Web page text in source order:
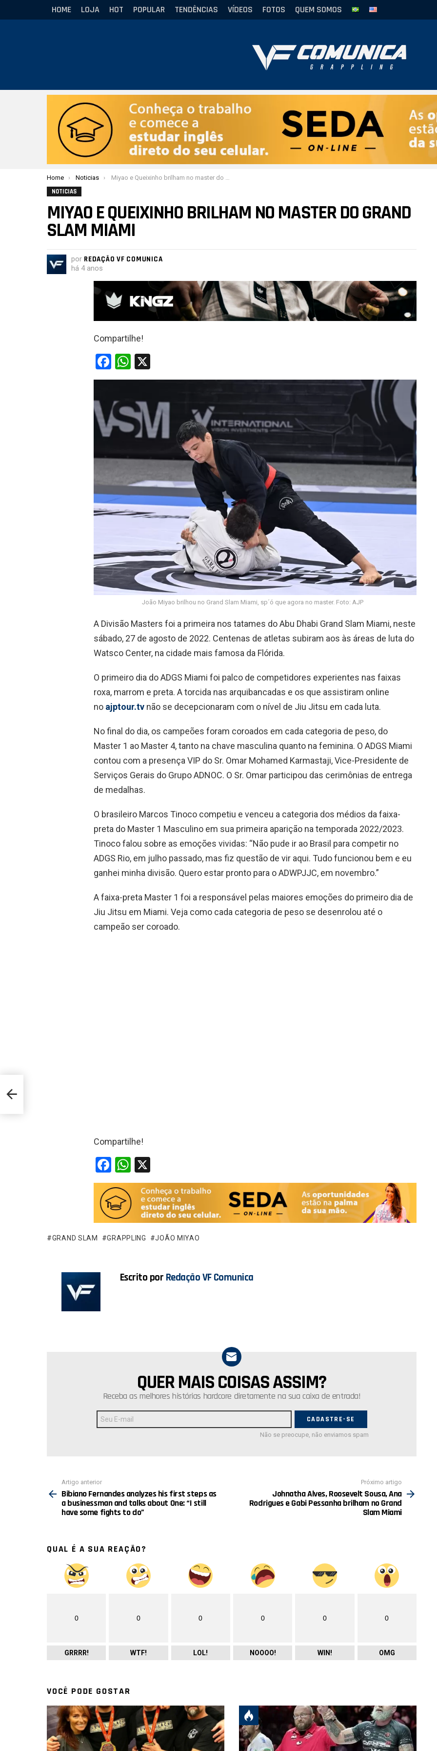
HOME LOJA HOT POPULAR TENDÊNCIAS VÍDEOS FOTOS QUEM SOMOS
Você está aqui:
Home Noticias Miyao e Queixinho brilham no master do Grand Slam Miami
NOTICIAS
MIYAO E QUEIXINHO BRILHAM NO MASTER DO GRAND
SLAM MIAMI
por REDAÇÃO VF COMUNICA
há 4 anos
Compartilhe!
F
a
b
o
k
W
h
s
A
p
p
João Miyao brilhou no Grand Slam Miami, sp´ó que agora no master. Foto: AJP
A Divisão Masters foi a primeira nos tatames do Abu Dhabi Grand Slam Miami, neste
sábado, 27 de agosto de 2022. Centenas de atletas subiram aos às áreas de luta do
Watsco Center, na cidade mais famosa da Flórida.
O primeiro dia do ADGS Miami foi palco de competidores experientes nas faixas
roxa, marrom e preta. A torcida nas arquibancadas e os que assistiram online
no ajptour.tv não se decepcionaram com o nível de Jiu Jitsu em cada luta.
No final do dia, os campeões foram coroados em cada categoria de peso, do
Master 1 ao Master 4, tanto na chave masculina quanto na feminina. O ADGS Miami
contou com a presença VIP do Sr. Omar Mohamed Karmastaji, Vice-Presidente de
Serviços Gerais do Grupo ADNOC. O Sr. Omar participou das cerimônias de entrega
de medalhas.
O brasileiro Marcos Tinoco competiu e venceu a categoria dos médios da faixa-
preta do Master 1 Masculino em sua primeira aparição na temporada 2022/2023.
Tinoco falou sobre as emoções vividas: “Não pude ir ao Brasil para competir no
ADGS Rio, em julho passado, mas fiz questão de vir aqui. Tudo funcionou bem e eu
ganhei minha divisão. Quero estar pronto para o ADWPJJC, em novembro.”
A faixa-preta Master 1 foi a responsável pelas maiores emoções do primeiro dia de
Jiu Jitsu em Miami. Veja como cada categoria de peso se desenrolou até o
campeão ser coroado.
Compartilhe!
F
a
ce
b
o
o
W
h
at
s
A
p
GRAND SLAM GRAPPLING JOÃO MIYAO
Escrito por Redação VF Comunica
QUER MAIS COISAS ASSIM?
Receba as melhores histórias hardcore diretamente na sua caixa de entrada!
de
E-
Não se preocupe, não enviamos spam
mais
Artigo anterior
Bibiano Fernandes analyzes his first steps as
a businessman and talks about One: “I still
have some fights to do”
Próximo artigo
Johnatha Alves, Roosevelt Sousa, Ana
Rodrigues e Gabi Pessanha brilham no Grand
Slam Miami
QUAL É A SUA REAÇÃO?
0
GRRRR!
0
WTF!
0
LOL!
0
NOOOO!
0
WIN!
0
OMG
VOCÊ PODE GOSTAR